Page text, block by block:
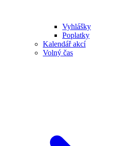
Vyhlášky
Poplatky
Kalendář akcí
Volný čas